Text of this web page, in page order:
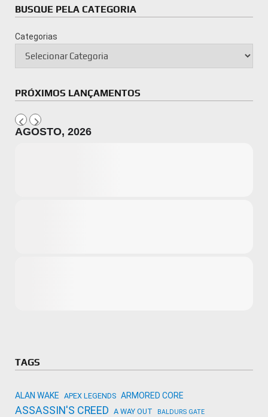
BUSQUE PELA CATEGORIA
Categorias
PRÓXIMOS LANÇAMENTOS
AGOSTO, 2026
TAGS
ALAN WAKE APEX LEGENDS ARMORED CORE
ASSASSIN'S CREED A WAY OUT BALDURS GATE